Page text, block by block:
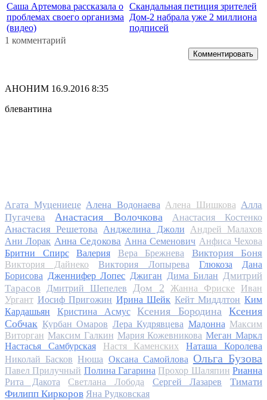
Саша Артемова рассказала о
проблемах своего организма
(видео)
Скандальная петиция зрителей
Дом-2 набрала уже 2 миллиона
подписей
1 комментарий
Комментировать
АНОНИМ 16.9.2016 8:35
блевантина
Агата Муцениеце Алена Водонаева Алена Шишкова Алла
Пугачева
Анастасия Волочкова Анастасия Костенко
Анастасия Решетова Анджелина Джоли
Андрей Малахов
Ани Лорак Анна Седокова Анна Семенович Анфиса Чехова
Бритни Спирс
Валерия Вера Брежнева Виктория Боня
Виктория Дайнеко Виктория Лопырева Глюкоза
Дана
Борисова Дженнифер Лопес Джиган Дима Билан Дмитрий
Тарасов
Дмитрий Шепелев Дом 2 Жанна Фриске
Иван
Ургант Иосиф Пригожин Ирина Шейк Кейт Миддлтон Ким
Кардашьян
Кристина Асмус Ксения Бородина
Ксения
Собчак Курбан Омаров Лера Кудрявцева Мадонна Максим
Виторган Максим Галкин Мария Кожевникова Меган Маркл
Настасья Самбурская
Настя Каменских
Наташа Королева
Николай Басков Нюша Оксана Самойлова Ольга Бузова
Павел Прилучный Полина Гагарина Прохор Шаляпин Рианна
Рита Дакота
Светлана Лобода Сергей Лазарев
Тимати
Филипп Киркоров Яна Рудковская